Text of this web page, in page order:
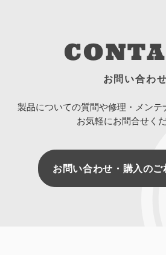
お問い合わせ
製品についての質問や修理・メンテ
お気軽にお問合せく
お問い合わせ・購入のご